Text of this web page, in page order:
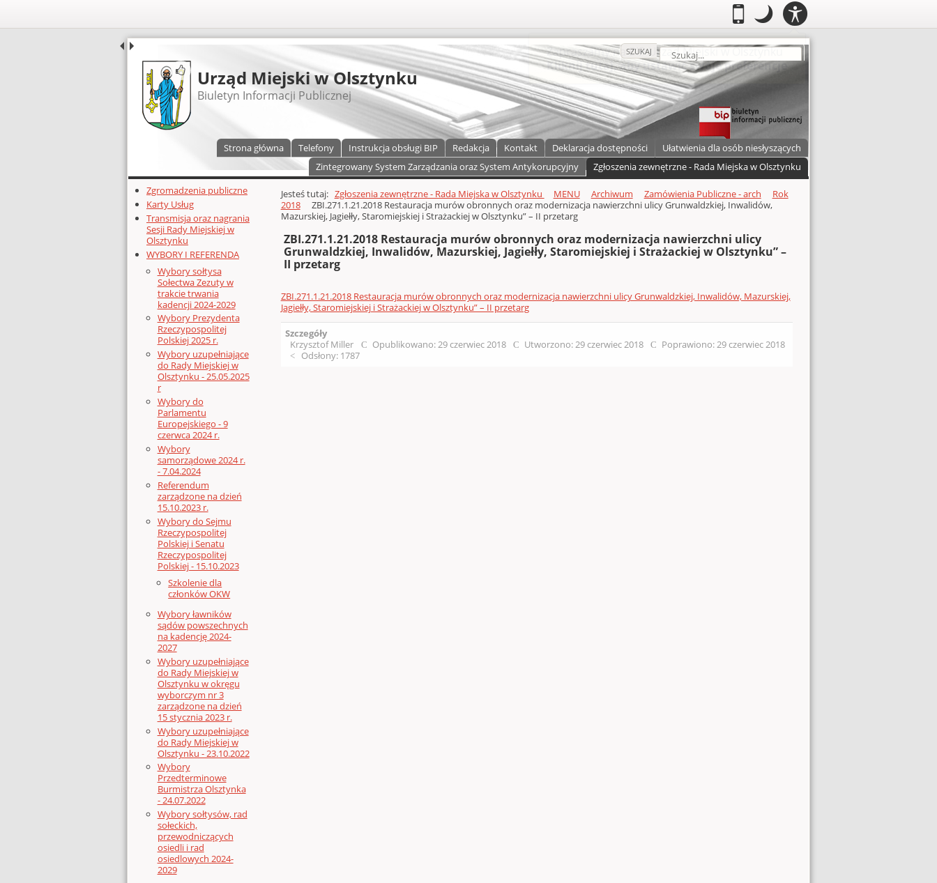
Mobilny
.Przełącz do wersji mobilnej
Tryb
nocny
Tryb nocny: Ten tryb ustawia
Szukaj
SZUKAJ
UDOSTĘPNIJ
Urząd Miejski w Olsztynku
Biuletyn Informacji Publicznej
Strona główna Telefony Instrukcja obsługi BIP Redakcja Kontakt Deklaracja dostępności
Ułatwienia dla osób niesłyszących
Zintegrowany System Zarządzania oraz System Antykorupcyjny
Zgłoszenia zewnętrzne - Rada Miejska w Olsztynku
Dodatkowe zasoby (lewa kolumna)
Zgromadzenia publiczne
Karty Usług
Transmisja oraz nagrania
Sesji Rady Miejskiej w
Olsztynku
WYBORY I REFERENDA
Wybory sołtysa
Sołectwa Zezuty w
trakcie trwania
kadencji 2024-2029
Wybory Prezydenta
Rzeczypospolitej
Polskiej 2025 r.
Wybory uzupełniające
do Rady Miejskiej w
Olsztynku - 25.05.2025
r
Wybory do
Parlamentu
Europejskiego - 9
czerwca 2024 r.
Wybory
samorządowe 2024 r.
- 7.04.2024
Referendum
zarządzone na dzień
15.10.2023 r.
Wybory do Sejmu
Rzeczypospolitej
Polskiej i Senatu
Rzeczypospolitej
Polskiej - 15.10.2023
Szkolenie dla
członków OKW
Wybory ławników
sądów powszechnych
na kadencję 2024-
2027
Wybory uzupełniające
do Rady Miejskiej w
Olsztynku w okręgu
wyborczym nr 3
zarządzone na dzień
15 stycznia 2023 r.
Wybory uzupełniające
do Rady Miejskiej w
Olsztynku - 23.10.2022
Wybory
Przedterminowe
Burmistrza Olsztynka
- 24.07.2022
Wybory sołtysów, rad
sołeckich,
przewodniczących
osiedli i rad
osiedlowych 2024-
2029
Głównej zawartości
Jesteś tutaj: Zgłoszenia zewnętrzne - Rada Miejska w Olsztynku MENU Archiwum Zamówienia Publiczne - arch
Rok
2018
ZBI.271.1.21.2018 Restauracja murów obronnych oraz modernizacja nawierzchni ulicy Grunwaldzkiej, Inwalidów,
Mazurskiej, Jagiełły, Staromiejskiej i Strażackiej w Olsztynku” – II przetarg
ZBI.271.1.21.2018 Restauracja murów obronnych oraz modernizacja nawierzchni ulicy
Grunwaldzkiej, Inwalidów, Mazurskiej, Jagiełły, Staromiejskiej i Strażackiej w Olsztynku” –
II przetarg
ZBI.271.1.21.2018 Restauracja murów obronnych oraz modernizacja nawierzchni ulicy Grunwaldzkiej, Inwalidów, Mazurskiej,
Jagiełły, Staromiejskiej i Strażackiej w Olsztynku” – II przetarg
Szczegóły
Krzysztof Miller
Opublikowano: 29 czerwiec 2018 Utworzono: 29 czerwiec 2018
Poprawiono: 29 czerwiec 2018
Odsłony: 1787